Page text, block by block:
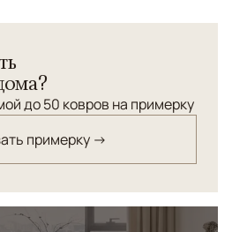
до 50 ковров на примерку
примерку →